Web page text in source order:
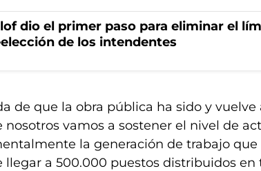
dio el primer paso para eliminar el
de los intendentes
de que la obra pública ha sido y vuelve
nosotros vamos a sostener el nivel de
la generación de trabajo que
llegar a 500.000 puestos distribuidos en